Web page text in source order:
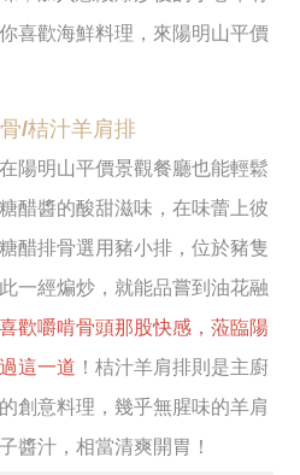
喜歡海鮮料理，來陽明山平價
/桔汁羊肩排
陽明山平價景觀餐廳也能輕鬆
醋醬的酸甜滋味，在味蕾上彼
醋排骨選用豬小排，位於豬隻
一經煸炒，就能品嘗到油花融
歡嚼啃骨頭那股快感，蒞臨陽
這一道 ！桔汁羊肩排則是主廚
創意料理，幾乎無腥味的羊肩
醬汁，相當清爽開胃！